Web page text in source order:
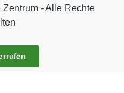
- Alle Rechte